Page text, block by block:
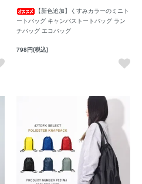
【新色追加】くすみカラーのミニト
ートバッグ キャンバストートバッグ ラン
チバッグ エコバッグ
798円(税込)